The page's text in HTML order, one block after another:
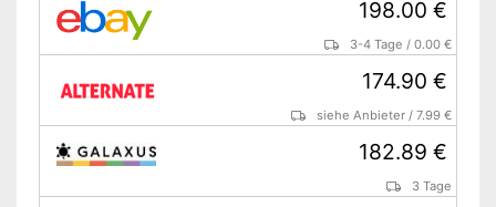
198.00 €
3-4 Tage /0.00 €
174.90 €
siehe Anbieter /7.99 €
182.89 €
3 Tage